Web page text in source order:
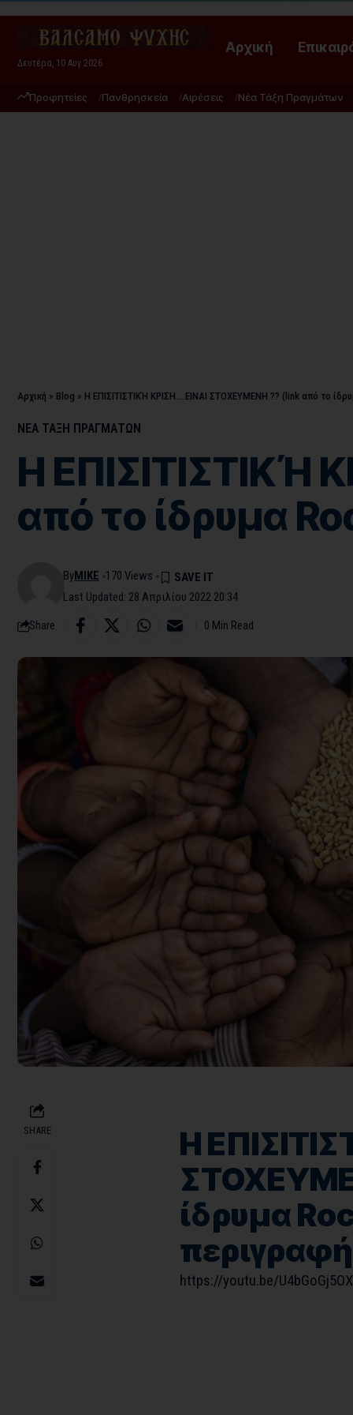
Δευτέρα, 10 Αυγ 2026
Αρχική
Προφητείες Πανθρησκεία Αιρέσεις Νέα Τάξη Πραγμάτων
Αρχική » Blog » Η ΕΠΙΣΙΤΙΣΤΙΚΉ ΚΡΙΣΗ….ΕΙΝΑΙ ΣΤΟΧΕΥΜΕΝΗ ?? (link από το
ΝΕΑ ΤΑΞΗ ΠΡΑΓΜΑΤΩΝ
Η ΕΠΙΣΙΤΙΣΤΙΚΉ
από το ίδρυμα
Last Updated: 28 Απριλίου 2022 20:34
ByMIKE 170 Views
Share 0 Min Read
SHARE
Η
ίδρυμα
https://youtu.be/